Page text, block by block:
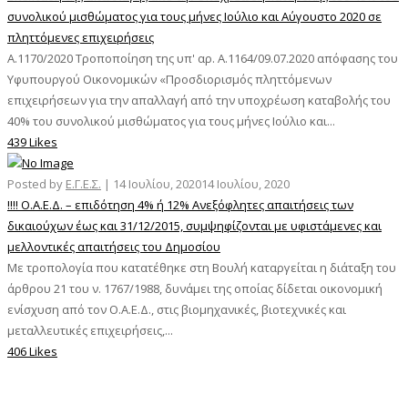
συνολικού μισθώματος για τους μήνες Ιούλιο και Αύγουστο 2020 σε
πληττόμενες επιχειρήσεις
Α.1170/2020 Τροποποίηση της υπ' αρ. Α.1164/09.07.2020 απόφασης του
Υφυπουργού Οικονομικών «Προσδιορισμός πληττόμενων
επιχειρήσεων για την απαλλαγή από την υποχρέωση καταβολής του
40% του συνολικού μισθώματος για τους μήνες Ιούλιο και...
439 Likes
Posted by Ε.Γ.Ε.Σ. | 14 Ιουλίου, 202014 Ιουλίου, 2020
!!!! Ο.Α.Ε.Δ. – επιδότηση 4% ή 12% Ανεξόφλητες απαιτήσεις των
δικαιούχων έως και 31/12/2015, συμψηφίζονται με υφιστάμενες και
μελλοντικές απαιτήσεις του Δημοσίου
Με τροπολογία που κατατέθηκε στη Βουλή καταργείται η διάταξη του
άρθρου 21 του ν. 1767/1988, δυνάμει της οποίας δίδεται οικονομική
ενίσχυση από τον Ο.Α.Ε.Δ., στις βιομηχανικές, βιοτεχνικές και
μεταλλευτικές επιχειρήσεις,...
406 Likes